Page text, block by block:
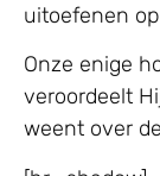
uitoefenen
Onze enige
veroordeelt
weent over